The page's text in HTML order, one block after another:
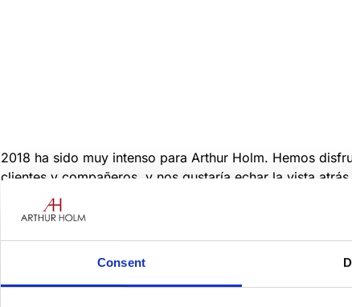
Consent
2018 ha sido muy intenso para Arthur Holm. Hemos
clientes y compañeros, y nos gustaría echar la vista